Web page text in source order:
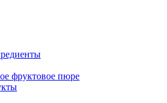
фруктовое пюре